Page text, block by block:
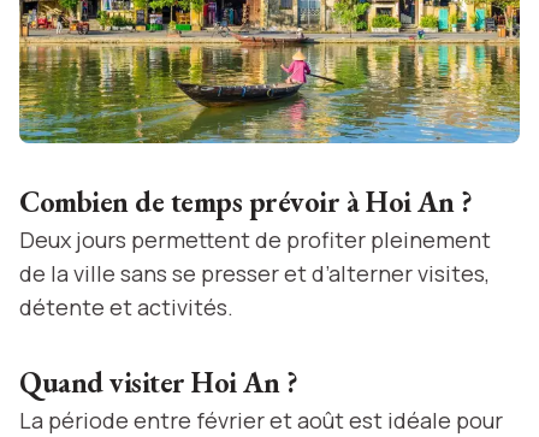
Combien de temps prévoir à Hoi An ?
Deux jours permettent de profiter pleinement
de la ville sans se presser et d’alterner visites,
détente et activités.
Quand visiter Hoi An ?
La période entre février et août est idéale pour